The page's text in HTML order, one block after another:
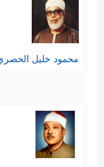
بَصَاۤىِٕرَ لِلنَّاسِ
محمود خليل